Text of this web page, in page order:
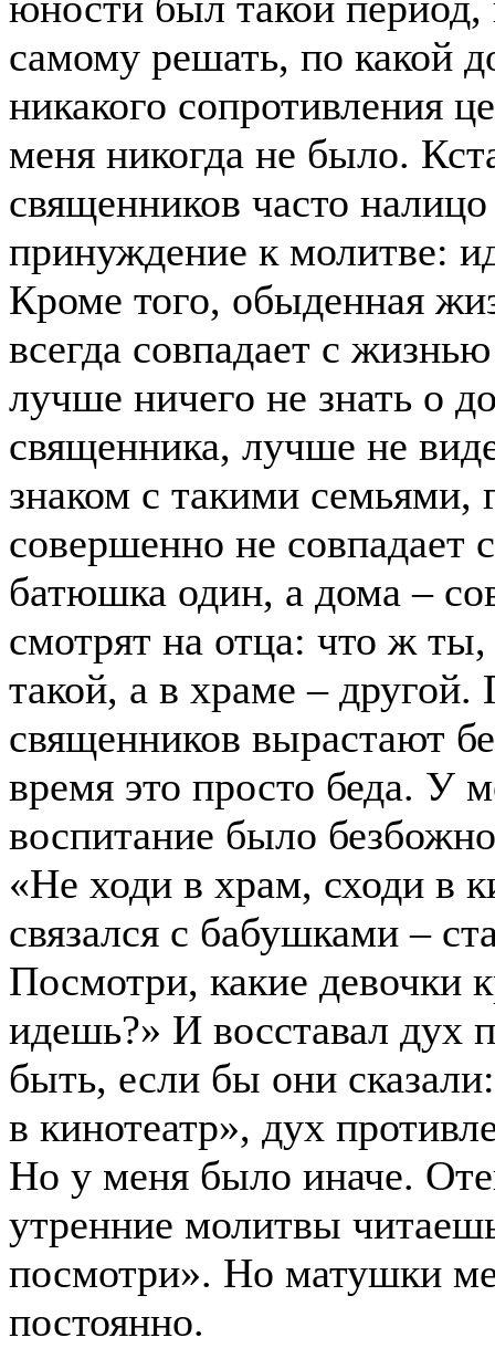
самому решать, по какой
никакого сопротивления
меня никогда не было.
священников часто налицо
принуждение к молитве:
Кроме того, обыденная
всегда совпадает с
лучше ничего не знать о
священника, лучше не
знаком с такими семьями,
совершенно не совпадает
батюшка один, а дома –
смотрят на отца: что ж
такой, а в храме –
священников вырастают
время это просто беда. У
воспитание было
«Не ходи в храм, сходи в
связался с бабушками –
Посмотри, какие девочки
идешь?» И восставал дух
быть, если бы они
в кинотеатр», дух
Но у меня было иначе.
утренние молитвы
посмотри». Но матушки
постоянно.